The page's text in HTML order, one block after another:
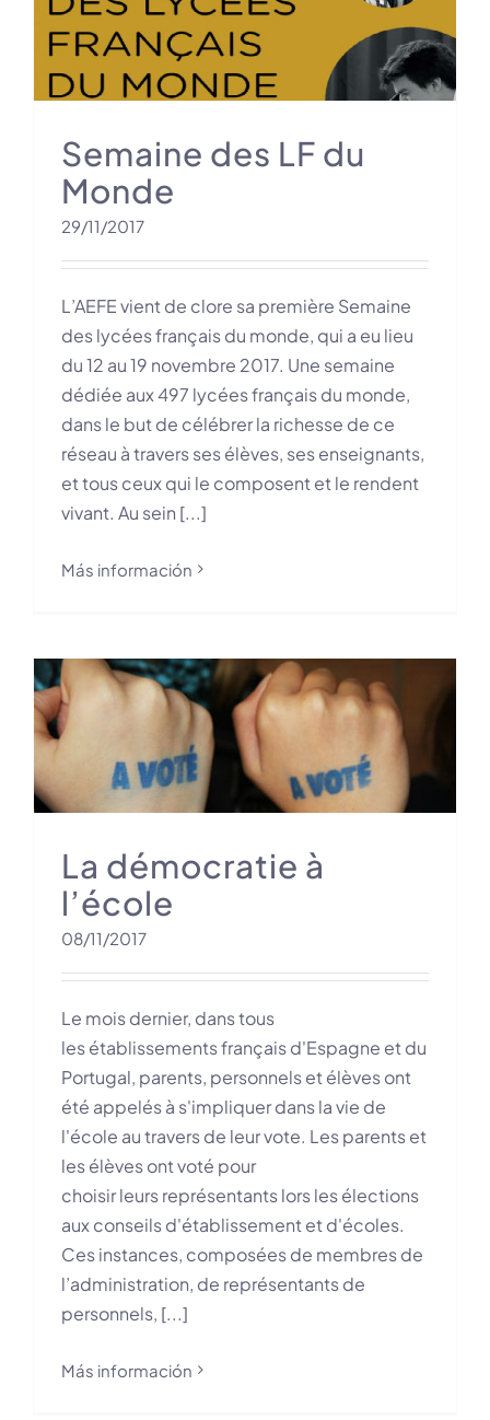
Semaine des LF du
Monde
29/11/2017
L’AEFE vient de clore sa première Semaine
des lycées français du monde, qui a eu lieu
du 12 au 19 novembre 2017. Une semaine
dédiée aux 497 lycées français du monde,
dans le but de célébrer la richesse de ce
réseau à travers ses élèves, ses enseignants,
et tous ceux qui le composent et le rendent
vivant. Au sein [...]
Más información
La démocratie à
l’école
08/11/2017
Le mois dernier, dans tous
les établissements français d'Espagne et du
Portugal, parents, personnels et élèves ont
été appelés à s'impliquer dans la vie de
l'école au travers de leur vote. Les parents et
les élèves ont voté pour
choisir leurs représentants lors les élections
aux conseils d'établissement et d'écoles.
Ces instances, composées de membres de
l’administration, de représentants de
personnels, [...]
Más información